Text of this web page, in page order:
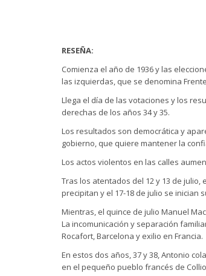
RESEÑA:
Comienza el año de 1936 y las
las izquierdas, que se denomina
Llega el día de las votaciones y los
derechas de los años 34 y 35.
Los resultados son democrática y
gobierno, que quiere mantener la
Los actos violentos en las calles
Tras los atentados del 12 y 13 de
precipitan y el 17-18 de julio se inician
Mientras, el quince de julio Manuel
La incomunicación y separación
Rocafort, Barcelona y exilio en Francia.
En estos dos años, 37 y 38, Antonio
en el pequeño pueblo francés de